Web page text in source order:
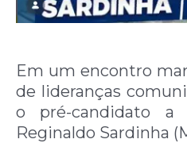
Em um encontro
de lideranças
o pré-candidato a
Reginaldo Sardinha